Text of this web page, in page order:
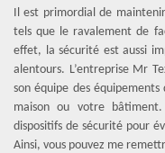
Il est primordial de
tels que le ravalement de
effet, la sécurité est aussi
alentours. L’entreprise Mr
son équipe des
maison ou votre bâtiment.
dispositifs de sécurité pour
Ainsi, vous pouvez me